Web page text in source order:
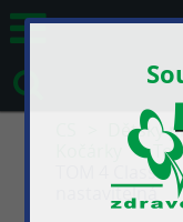
Dětský
TOM 4 Classic
nastavitelná